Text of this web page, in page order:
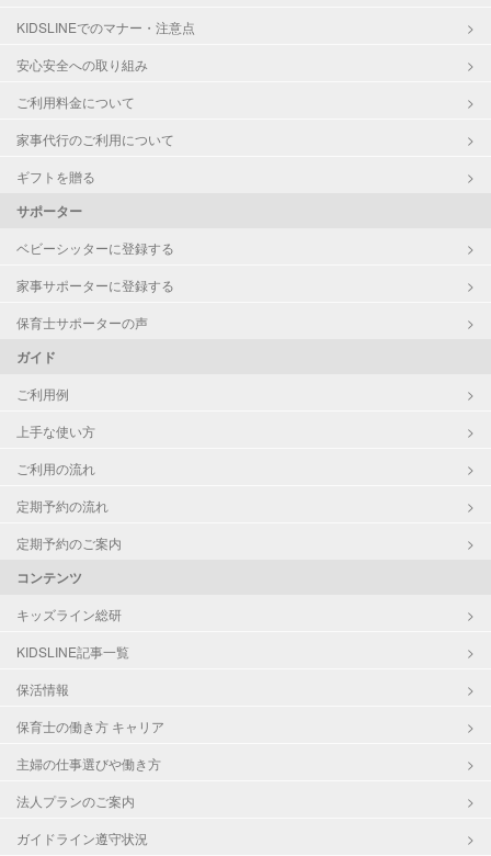
KIDSLINEでのマナー・注意点
安心安全への取り組み
ご利用料金について
家事代行のご利用について
ギフトを贈る
サポーター
ベビーシッターに登録する
家事サポーターに登録する
保育士サポーターの声
ガイド
ご利用例
上手な使い方
ご利用の流れ
定期予約の流れ
定期予約のご案内
コンテンツ
キッズライン総研
KIDSLINE記事一覧
保活情報
保育士の働き方 キャリア
主婦の仕事選びや働き方
法人プランのご案内
ガイドライン遵守状況